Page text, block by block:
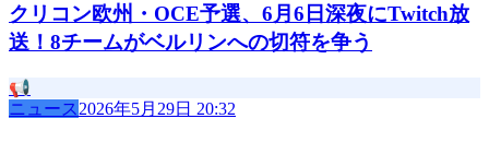
クリコン欧州・OCE予選、6月6日深夜にTwitch放
送！8チームがベルリンへの切符を争う
📢
ニュース 2026年5月29日 20:32